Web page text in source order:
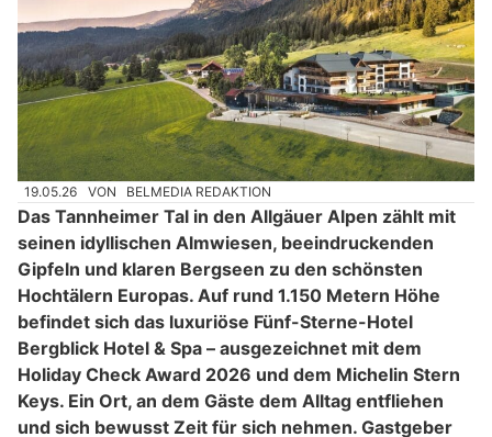
19.05.26 VON BELMEDIA REDAKTION
Das Tannheimer Tal in den Allgäuer Alpen zählt mit
seinen idyllischen Almwiesen, beeindruckenden
Gipfeln und klaren Bergseen zu den schönsten
Hochtälern Europas. Auf rund 1.150 Metern Höhe
befindet sich das luxuriöse Fünf-Sterne-Hotel
Bergblick Hotel & Spa – ausgezeichnet mit dem
Holiday Check Award 2026 und dem Michelin Stern
Keys. Ein Ort, an dem Gäste dem Alltag entfliehen
und sich bewusst Zeit für sich nehmen. Gastgeber